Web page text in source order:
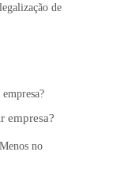
de
empresa?